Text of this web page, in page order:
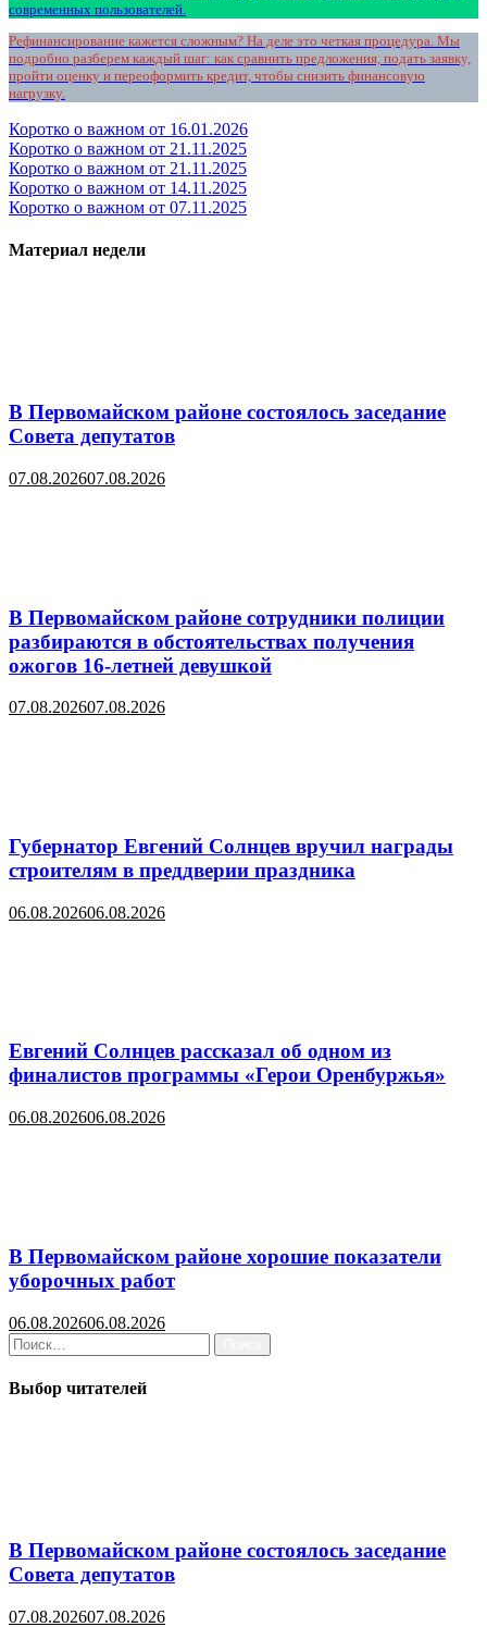
современных пользователей.
Рефинансирование кажется сложным? На деле это четкая процедура. Мы
подробно разберем каждый шаг: как сравнить предложения, подать заявку,
пройти оценку и переоформить кредит, чтобы снизить финансовую
нагрузку.
Коротко о важном от 16.01.2026
Коротко о важном от 21.11.2025
Коротко о важном от 21.11.2025
Коротко о важном от 14.11.2025
Коротко о важном от 07.11.2025
Материал недели
В Первомайском районе состоялось заседание
Совета депутатов
07.08.202607.08.2026
В Первомайском районе сотрудники полиции
разбираются в обстоятельствах получения
ожогов 16-летней девушкой
07.08.202607.08.2026
Губернатор Евгений Солнцев вручил награды
строителям в преддверии праздника
06.08.202606.08.2026
Евгений Солнцев рассказал об одном из
финалистов программы «Герои Оренбуржья»
06.08.202606.08.2026
В Первомайском районе хорошие показатели
уборочных работ
06.08.202606.08.2026
Найти:
Выбор читателей
В Первомайском районе состоялось заседание
Совета депутатов
07.08.202607.08.2026